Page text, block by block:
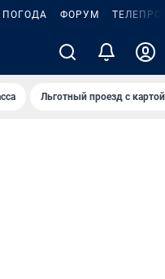
ПОГОДА ФОРУМ
Льготный проезд с